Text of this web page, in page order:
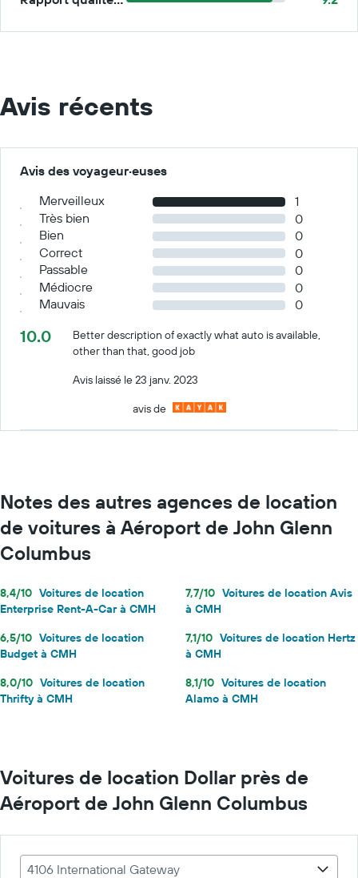
Avis récents
Avis des voyageur·euses
Merveilleux
1
Très bien
0
Bien
0
Correct
0
Passable
0
Médiocre
0
Mauvais
0
10.0
Better description of exactly what auto is available,
other than that, good job
Avis laissé le 23 janv. 2023
avis de
Notes des autres agences de location
de voitures à Aéroport de John Glenn
Columbus
8,4/10 Voitures de location
Enterprise Rent-A-Car à CMH
7,7/10 Voitures de location Avis
à CMH
6,5/10 Voitures de location
Budget à CMH
7,1/10 Voitures de location Hertz
à CMH
8,0/10 Voitures de location
Thrifty à CMH
8,1/10 Voitures de location
Alamo à CMH
Voitures de location Dollar près de
Aéroport de John Glenn Columbus
4106 International Gateway